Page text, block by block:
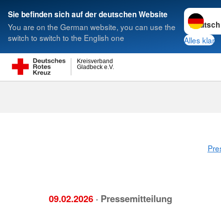
Sie befinden sich auf der deutschen Website
You are on the German website, you can use the
switch to switch to the English one
Sprache
Alles klar
Gladbeck e.V.
Kreisverband
Suche
09.02.2026 · Pressemitteilung